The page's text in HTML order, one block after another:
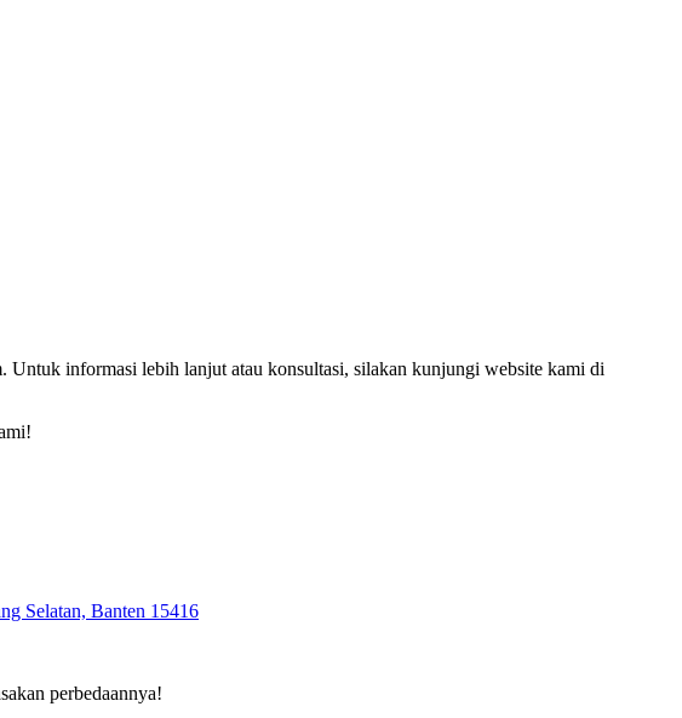
Untuk informasi lebih lanjut atau konsultasi, silakan kunjungi website kami di
Selatan, Banten 15416
perbedaannya!